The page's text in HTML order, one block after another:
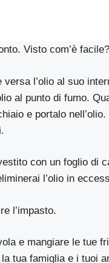
Visto com’è
l’olio al suo
al punto di fumo.
e portalo
con un foglio di
l’olio in
l’impasto.
e mangiare le tue
tua famiglia e i tuoi